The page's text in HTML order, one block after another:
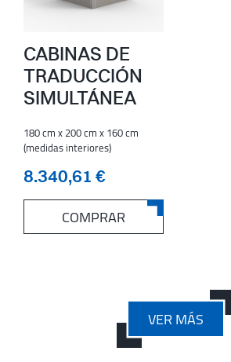
CABINAS DE
TRADUCCIÓN
SIMULTÁNEA
180 cm x 200 cm x 160 cm
(medidas interiores)
8.340,61 €
COMPRAR
VER MÁS